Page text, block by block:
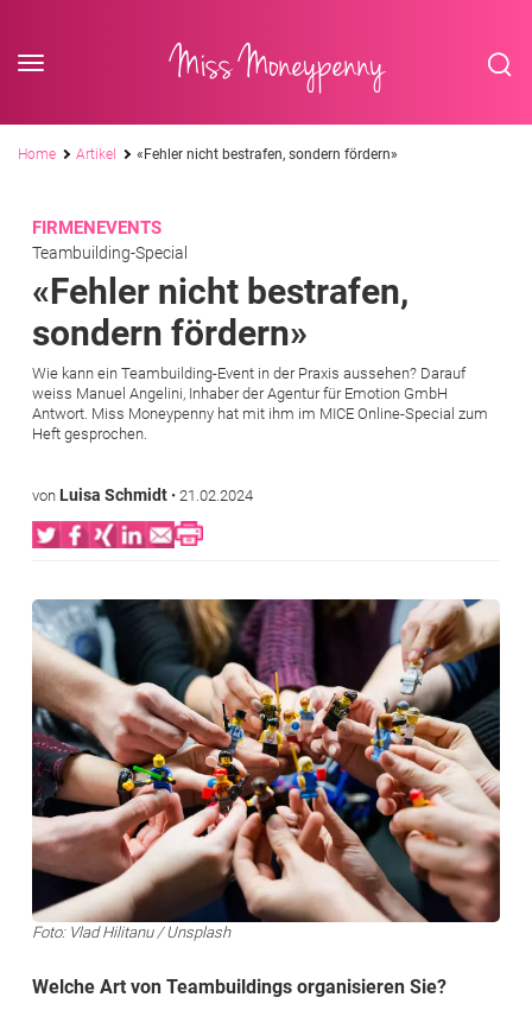
Miss Moneypenny
Pfadnavigation
Home Artikel «Fehler nicht bestrafen, sondern fördern»
FIRMENEVENTS
Teambuilding-Special
«Fehler nicht bestrafen,
sondern fördern»
Wie kann ein Teambuilding-Event in der Praxis aussehen? Darauf
weiss Manuel Angelini, Inhaber der Agentur für Emotion GmbH
Antwort. Miss Moneypenny hat mit ihm im MICE Online-Special zum
Heft gesprochen.
von Luisa Schmidt • 21.02.2024
Bild
Foto: Vlad Hilitanu / Unsplash
Welche Art von Teambuildings organisieren Sie?